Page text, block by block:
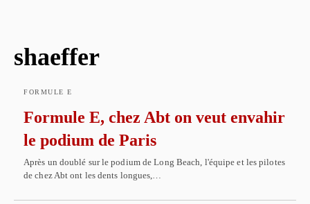
shaeffer
FORMULE E
Formule E, chez Abt on veut envahir
le podium de Paris
Après un doublé sur le podium de Long Beach, l'équipe et les pilotes
de chez Abt ont les dents longues,…